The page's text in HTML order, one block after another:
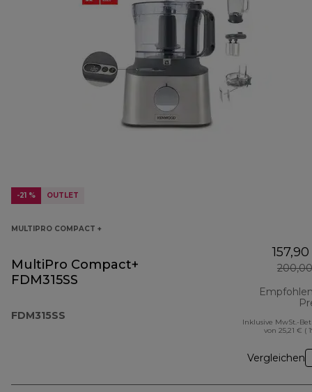
-21 % OUTLET
MULTIPRO COMPACT +
MultiPro Compact+
FDM315SS
FDM315SS
Inklusive MwSt.-
von 25,21 € (
Vergleichen